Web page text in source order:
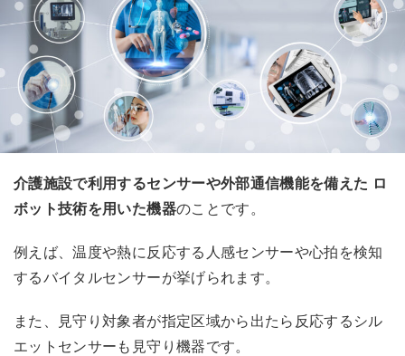
介護施設で利用するセンサーや外部通信機能を備えた ロ
ボット技術を用いた機器のことです。
例えば、温度や熱に反応する人感センサーや心拍を検知
するバイタルセンサーが挙げられます。
また、見守り対象者が指定区域から出たら反応するシル
エットセンサーも見守り機器です。